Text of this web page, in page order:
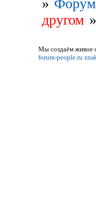
» Форум
другом »
Мы создаём живое
forum-people.ru